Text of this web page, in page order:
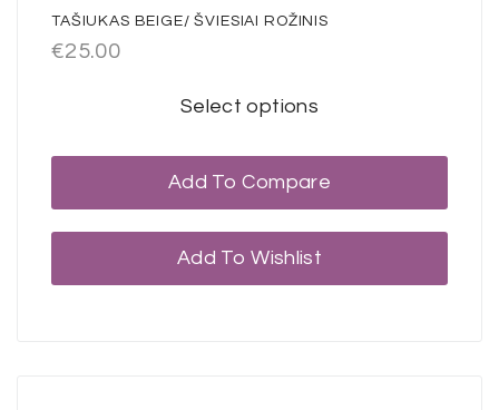
TAŠIUKAS BEIGE/ ŠVIESIAI ROŽINIS
€25.00
Select options
Add To Compare
Add To Wishlist